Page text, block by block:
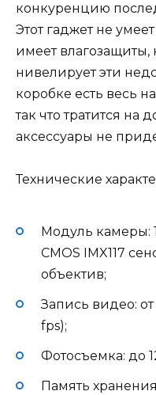
конкуренцию
Этот гаджет не
имеет
нивелирует эти
коробке есть весь
так что тратится на
аксессуары не
Технические
Модуль камеры:
CMOS IMX117
объектив;
Запись видео:
fps);
Фотосъемка: до
Память